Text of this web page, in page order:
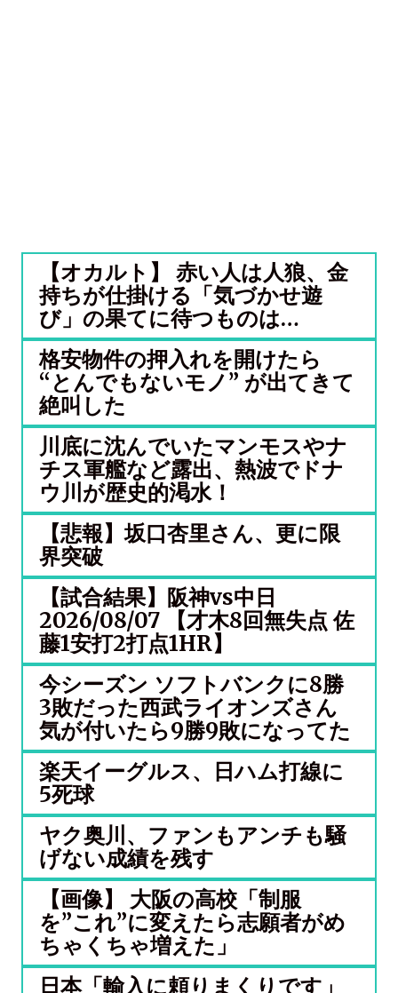
【オカルト】 赤い人は人狼、金
持ちが仕掛ける「気づかせ遊
び」の果てに待つものは…
格安物件の押入れを開けたら
“とんでもないモノ” が出てきて
絶叫した
川底に沈んでいたマンモスやナ
チス軍艦など露出、熱波でドナ
ウ川が歴史的渇水！
【悲報】坂口杏里さん、更に限
界突破
【試合結果】阪神vs中日
2026/08/07 【才木8回無失点 佐
藤1安打2打点1HR】
今シーズン ソフトバンクに8勝
3敗だった西武ライオンズさん
気が付いたら9勝9敗になってた
楽天イーグルス、日ハム打線に
5死球
ヤク奥川、ファンもアンチも騒
げない成績を残す
【画像】 大阪の高校「制服
を”これ”に変えたら志願者がめ
ちゃくちゃ増えた」
日本「輸入に頼りまくりです」